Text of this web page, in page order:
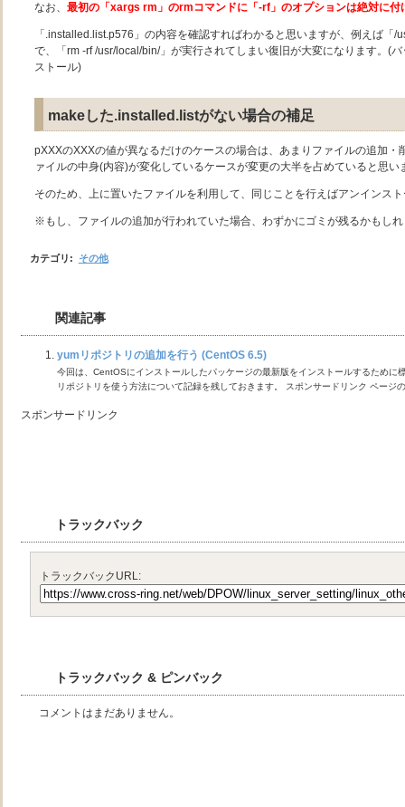
なお、 最初の「xargs rm」のrmコマンドに「-rf」のオプションは絶対に付
「.installed.list.p576」の内容を確認すればわかると思いますが、例えば「
で、「rm -rf /usr/local/bin/」が実行されてしまい復旧が大変になります。(
ストール)
makeした.installed.listがない場合の補足
pXXXのXXXの値が異なるだけのケースの場合は、あまりファイルの追加・
ァイルの中身(内容)が変化しているケースが変更の大半を占めていると思い
そのため、上に置いたファイルを利用して、同じことを行えばアンインス
※もし、ファイルの追加が行われていた場合、わずかにゴミが残るかもし
カテゴリ : その他
関連記事
yumリポジトリの追加を行う (CentOS 6.5)
今回は、CentOSにインストールしたパッケージの最新版をインストールするために
リポジトリを使う方法について記録を残しておきます。 スポンサードリンク ペー
スポンサードリンク
トラックバック
トラックバックURL:
トラックバック & ピンバック
コメントはまだありません。